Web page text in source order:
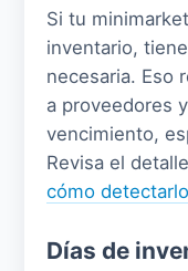
Si tu
inventario,
necesaria. Eso
a proveedores
vencimiento,
Revisa el
cómo
Días de